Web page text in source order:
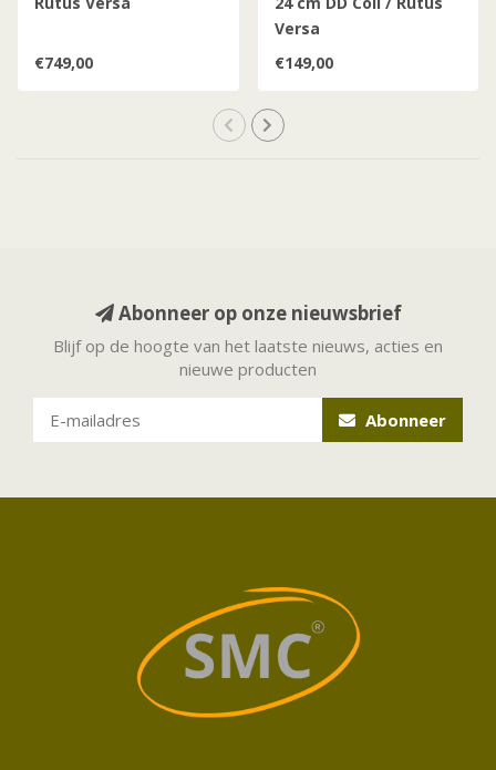
€749,00
Versa
€149,00
Abonneer op onze nieuwsbrief
Blijf op de hoogte van het laatste nieuws, acties en
nieuwe producten
Abonneer